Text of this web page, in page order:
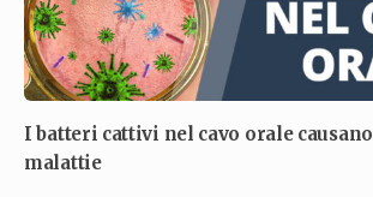
I batteri cattivi nel cavo orale causano
malattie